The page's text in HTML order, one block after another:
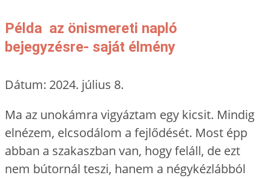
Példa az önismereti napló
bejegyzésre- saját élmény
Dátum: 2024. július 8.
Ma az unokámra vigyáztam egy kicsit. Mindig
elnézem, elcsodálom a fejlődését. Most épp
abban a szakaszban van, hogy feláll, de ezt
nem bútornál teszi, hanem a négykézlábból